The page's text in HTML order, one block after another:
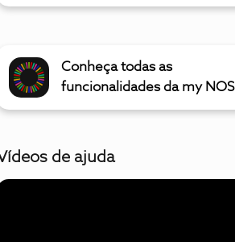
Conheça todas as
funcionalidades da my NOS
de ajuda